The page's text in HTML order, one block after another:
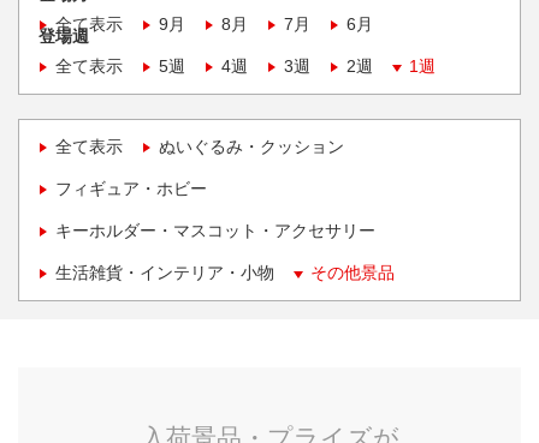
全て表示
9月 8月 7月 6月
登場週
全て表示
5週 4週 3週 2週 1週
全て表示 ぬいぐるみ・クッション
フィギュア・ホビー
キーホルダー・マスコット・アクセサリー
生活雑貨・インテリア・小物 その他景品